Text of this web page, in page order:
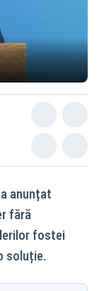
anunțat
fără
fostei
soluție.